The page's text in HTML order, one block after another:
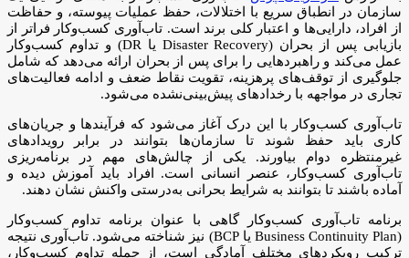
سازمان در انطباق سریع با اختلالات، حفظ عملیات پیوسته، و حفاظت
از افراد، دارایی‌ها و اعتبار کلی برند است. تاب‌آوری کسب‌وکار فراتر از
بازیابی پس از بحران (Disaster Recovery یا DR) و تداوم کسب‌وکار
عمل می‌کند و راهبردهایی را برای پس از بحران ارائه می‌دهد که شامل
جلوگیری از توقف‌های پرهزینه، تقویت نقاط ضعف و ادامه فعالیت‌های
تجاری در مواجهه با رخدادهای پیش‌بینی‌نشده می‌شود.
تاب‌آوری کسب‌وکار با این درک آغاز می‌شود که فرآیندها و جریان‌های
کاری باید حفظ شوند تا سازمان‌ها بتوانند در برابر رویدادهای
غیرمنتظره دوام بیاورند. یکی از چالش‌های مهم در برنامه‌ریزی
تاب‌آوری کسب‌وکار، عنصر انسانی است. افراد باید آموزش دیده و
آماده باشند تا بتوانند به شرایط بحرانی به‌درستی واکنش نشان دهند.
برنامه تاب‌آوری کسب‌وکار گاهی با عنوان برنامه تداوم کسب‌وکار
(Business Continuity Plan یا BCP) نیز شناخته می‌شود. تاب‌آوری نتیجه
ترکیب رویکردهای مختلف آمادگی است، از جمله تداوم کسب‌وکار،